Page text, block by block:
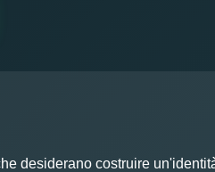
desiderano costruire